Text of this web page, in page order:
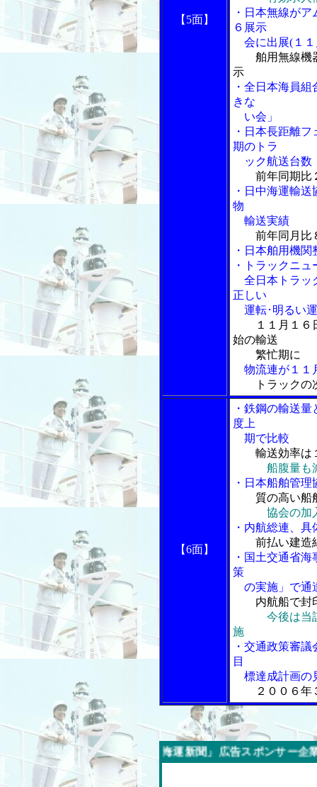
【5面】
・日本無線が
６展示
会に出展(１１
舶用無線機
示
・全日本海員
きな
い会」
・日本長距離
期のトラ
ック航送台数
前年同期比
・日中海運輸
物
輸送実績
前年同月比
・日本舶用機
・トラックニュ
全日本トラッ
正しい
運転･明るい
１１月１
始の輸送
繁忙期に
物流連が１１
トラック
【6面】
・鉄鋼の輸送
度上
期で比較
輸送効率は
船腹量も
・日本船舶管
質の高い船
協会の加
・内航総連、
前払い建造
・国土交通省
策
の実施」で通
内航船で封
今後は当
施
・交通政策審
目
標達成計画の
２００６
今週の「内航海運新聞」広告スポンサー企業